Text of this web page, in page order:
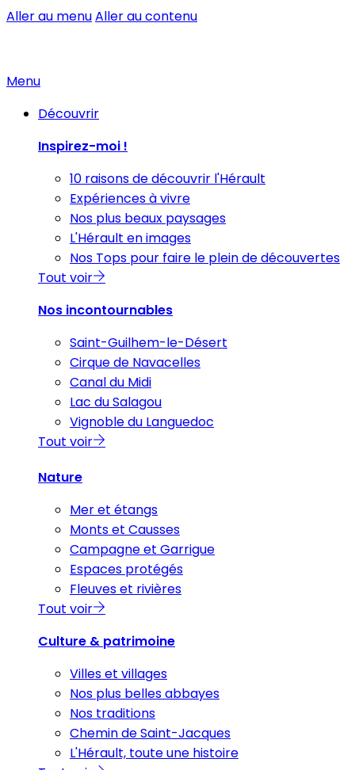
Aller au menuAller au contenu
Menu
Découvrir
Inspirez-moi !
10 raisons de découvrir l'Hérault
Expériences à vivre
Nos plus beaux paysages
L'Hérault en images
Nos Tops pour faire le plein de découvertes
Tout voir
Nos incontournables
Saint-Guilhem-le-Désert
Cirque de Navacelles
Canal du Midi
Lac du Salagou
Vignoble du Languedoc
Tout voir
Nature
Mer et étangs
Monts et Causses
Campagne et Garrigue
Espaces protégés
Fleuves et rivières
Tout voir
Culture & patrimoine
Villes et villages
Nos plus belles abbayes
Nos traditions
Chemin de Saint-Jacques
L'Hérault, toute une histoire